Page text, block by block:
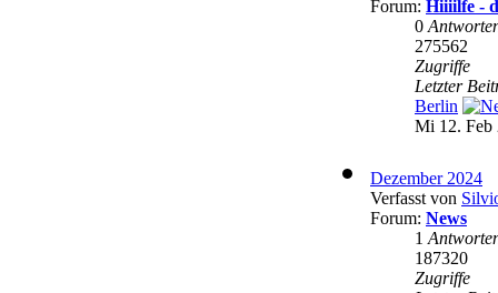
Forum: Hiiiilfe -
0
275562
Zugriffe
Letzter
Berlin
Mi 12. Feb
Dezember 2024
Verfasst von
Forum: News
1
187320
Zugriffe